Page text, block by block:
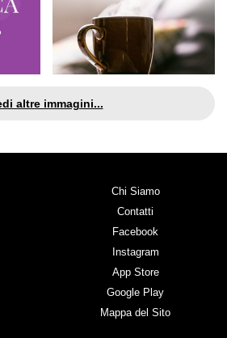
altre immagini...
Chi Siamo
Contatti
Facebook
Instagram
App Store
Google Play
Mappa del Sito